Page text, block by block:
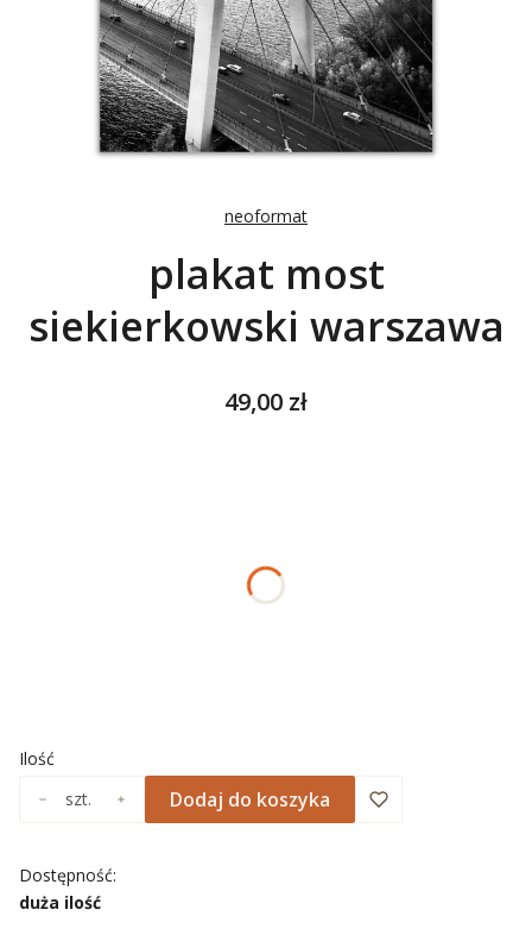
neoformat
plakat most
siekierkowski warszawa
Cena
49,00 zł
Ilość
szt.
Dodaj do koszyka
Dostępność:
duża ilość